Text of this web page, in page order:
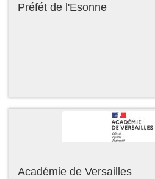
Préfét de l'Esonne
Académie de Versailles